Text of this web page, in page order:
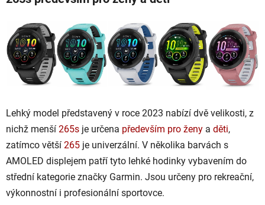
Lehký model představený v roce 2023 nabízí dvě velikosti, z
nichž menší 265s je určena především pro ženy a děti,
zatímco větší 265 je univerzální. V několika barvách s
AMOLED displejem patří tyto lehké hodinky vybavením do
střední kategorie značky Garmin. Jsou určeny pro rekreační,
výkonnostní i profesionální sportovce.